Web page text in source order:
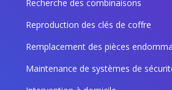
Recherche des combinaisons
Reproduction des clés de coffre
Remplacement des pièces
Maintenance de systèmes de